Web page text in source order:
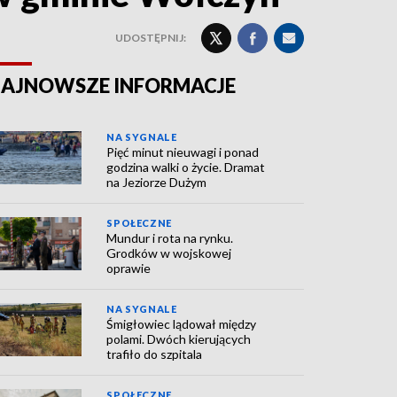
UDOSTĘPNIJ:
INFORMACJE
NA SYGNALE
Pięć minut nieuwagi i ponad
godzina walki o życie. Dramat
na Jeziorze Dużym
SPOŁECZNE
Mundur i rota na rynku.
Grodków w wojskowej
oprawie
NA SYGNALE
Śmigłowiec lądował między
polami. Dwóch kierujących
trafiło do szpitala